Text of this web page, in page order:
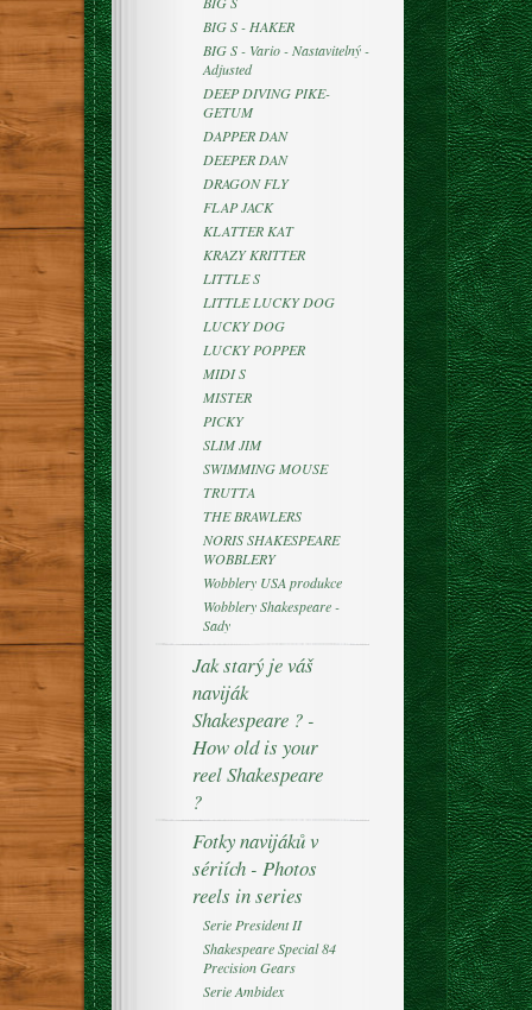
BIG S - HAKER
BIG S - Vario - Nastavitelný -
Adjusted
DEEP DIVING PIKE-
GETUM
DAPPER DAN
DEEPER DAN
DRAGON FLY
FLAP JACK
KLATTER KAT
KRAZY KRITTER
LITTLE S
LITTLE LUCKY DOG
LUCKY DOG
LUCKY POPPER
MIDI S
MISTER
PICKY
SLIM JIM
SWIMMING MOUSE
TRUTTA
THE BRAWLERS
NORIS SHAKESPEARE
WOBBLERY
Wobblery USA produkce
Wobblery Shakespeare -
Sady
Jak starý je váš
naviják
Shakespeare ? -
How old is your
reel Shakespeare
?
Fotky navijáků v
sériích - Photos
reels in series
Serie President II
Shakespeare Special 84
Precision Gears
Serie Ambidex